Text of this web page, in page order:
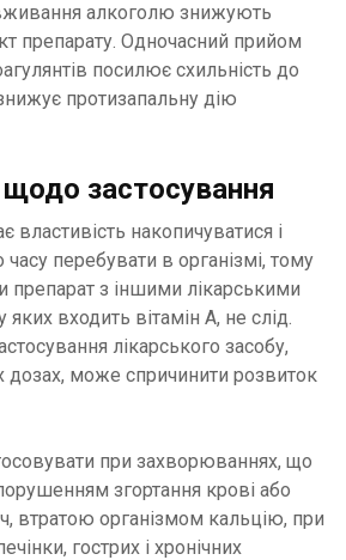
алкоголю знижують
препарату. Одночасний прийом
посилює схильність до
протизапальну дію
застосування
властивість накопичуватися і
перебувати в організмі, тому
препарат з іншими лікарськими
входить вітамін А, не слід.
лікарського засобу,
дозах, може спричинити розвиток
при захворюваннях, що
згортання крові або
втратою організмом кальцію, при
гострих і хронічних